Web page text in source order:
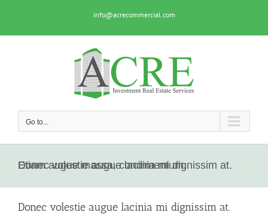
info@acrecommercial.com
Go to...
Donec volestie augue lacinia mi dignissim at. Etiam augue massa, condimentum.
Donec volestie augue lacinia mi dignissim at.